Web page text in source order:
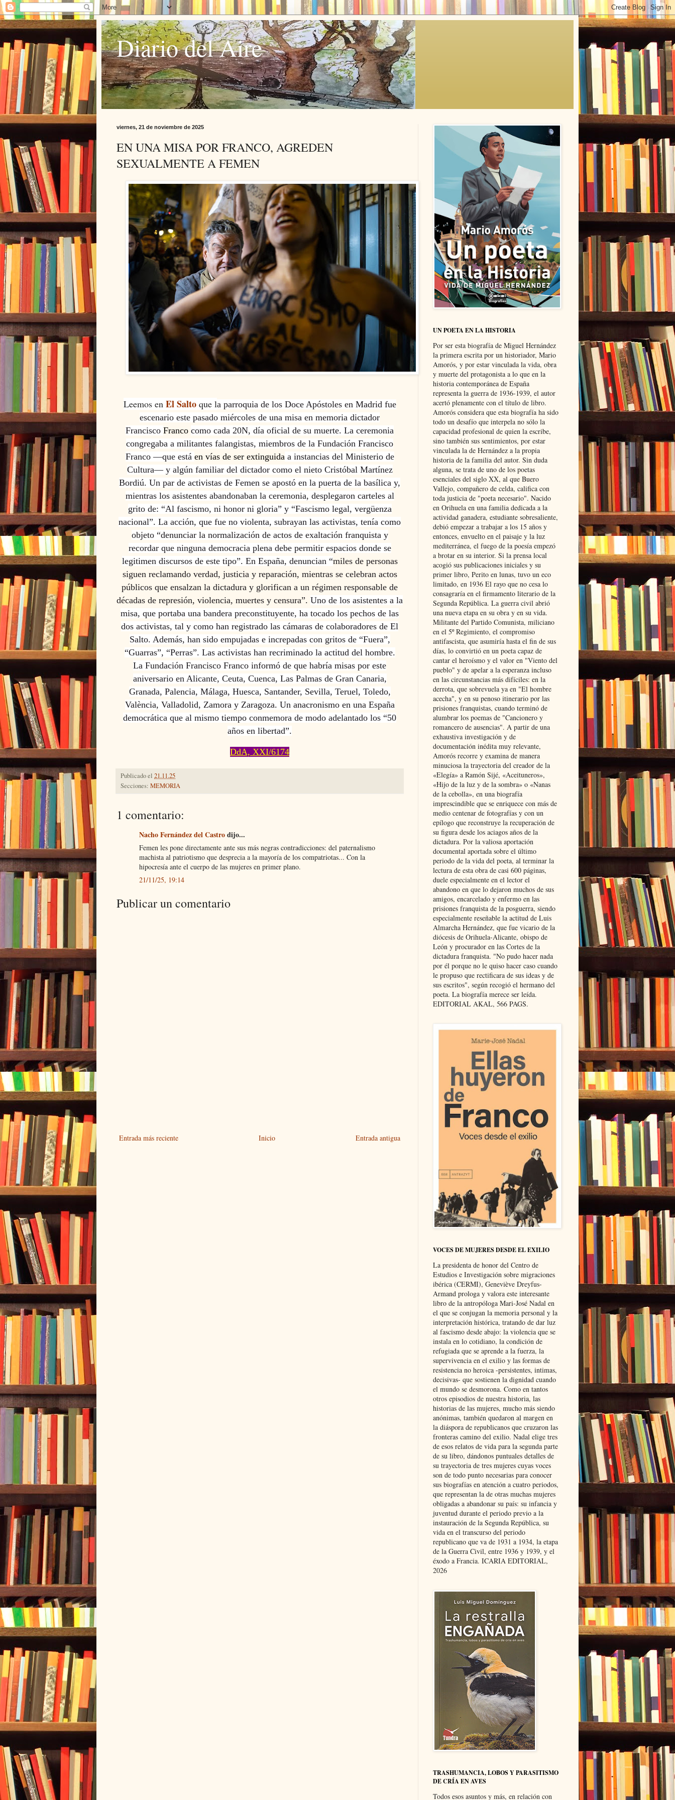
Diario del Aire
viernes, 21 de noviembre de 2025
EN UNA MISA POR FRANCO, AGREDEN
SEXUALMENTE A FEMEN
Leemos en El Saltoque la parroquia de los Doce Apóstoles en Madrid fue
escenario este pasado miércoles de una misa en memoria dictador
Francisco Franco como cada 20N, día oficial de su muerte. La ceremonia
congregaba a militantes falangistas, miembros de la Fundación Francisco
Franco —que está en vías de ser extinguidaa instancias del Ministerio de
Cultura— y algún familiar del dictador como el nieto Cristóbal Martínez
Bordiú. Un par de activistas de Femen se apostó en la puerta de la basílica y,
mientras los asistentes abandonaban la ceremonia, desplegaron carteles al
grito de: “Al fascismo, ni honor ni gloria” y “Fascismo legal, vergüenza
nacional”. La acción, que fue no violenta, subrayan las activistas, tenía como
objeto “denunciar la normalización de actos de exaltación franquista y
recordar que ninguna democracia plena debe permitir espacios donde se
legitimen discursos de este tipo”. En España, denuncian “miles de personas
siguen reclamando verdad, justicia y reparación, mientras se celebran actos
públicos que ensalzan la dictadura y glorifican a un régimen responsable de
décadas de represión, violencia, muertes y censura”. Uno de los asistentes a la
misa, que portaba una bandera preconstituyente, ha tocado los pechos de las
dos activistas, tal y como han registrado las cámaras de colaboradores de El
Salto. Además, han sido empujadas e increpadas con gritos de “Fuera”,
“Guarras”, “Perras”. Las activistas han recriminado la actitud del hombre.
La Fundación Francisco Franco informó de que habría misas por este
aniversario en Alicante, Ceuta, Cuenca, Las Palmas de Gran Canaria,
Granada, Palencia, Málaga, Huesca, Santander, Sevilla, Teruel, Toledo,
València, Valladolid, Zamora y Zaragoza. Un anacronismo en una España
democrática que al mismo tiempo conmemora de modo adelantado los “50
años en libertad”.
DdA, XXI/6174
Publicado el 21.11.25
Secciones: MEMORIA
1 comentario:
Nacho Fernández del Castrodijo...
Femen les pone directamente ante sus más negras contradicciones: del paternalismo
machista al patriotismo que desprecia a la mayoría de los compatriotas... Con la
hipocresía ante el cuerpo de las mujeres en primer plano.
21/11/25, 19:14
Publicar un comentario
Entrada más reciente Entrada antigua
Inicio
UN POETA EN LA HISTORIA
Por ser esta biografía de Miguel Hernández
la primera escrita por un historiador, Mario
Amorós, y por estar vinculada la vida, obra
y muerte del protagonista a lo que en la
historia contemporánea de España
representa la guerra de 1936-1939, el autor
acertó plenamente con el título de libro.
Amorós considera que esta biografía ha sido
todo un desafío que interpela no sólo la
capacidad profesional de quien la escribe,
sino también sus sentimientos, por estar
vinculada la de Hernández a la propia
historia de la familia del autor. Sin duda
alguna, se trata de uno de los poetas
esenciales del siglo XX, al que Buero
Vallejo, compañero de celda, califica con
toda justicia de "poeta necesario". Nacido
en Orihuela en una familia dedicada a la
actividad ganadera, estudiante sobresaliente,
debió empezar a trabajar a los 15 años y
entonces, envuelto en el paisaje y la luz
mediterránea, el fuego de la poesía empezó
a brotar en su interior. Si la prensa local
acogió sus publicaciones iniciales y su
primer libro, Perito en lunas, tuvo un eco
limitado, en 1936 El rayo que no cesa lo
consagraría en el firmamento literario de la
Segunda República. La guerra civil abrió
una nueva etapa en su obra y en su vida.
Militante del Partido Comunista, miliciano
en el 5º Regimiento, el compromiso
antifascista, que asumiría hasta el fin de sus
días, lo convirtió en un poeta capaz de
cantar el heroísmo y el valor en "Viento del
pueblo" y de apelar a la esperanza incluso
en las circunstancias más difíciles: en la
derrota, que sobrevuela ya en "El hombre
acecha", y en su penoso itinerario por las
prisiones franquistas, cuando terminó de
alumbrar los poemas de "Cancionero y
romancero de ausencias". A partir de una
exhaustiva investigación y de
documentación inédita muy relevante,
Amorós recorre y examina de manera
minuciosa la trayectoria del creador de la
«Elegía» a Ramón Sijé, «Aceituneros»,
«Hijo de la luz y de la sombra» o «Nanas
de la cebolla», en una biografía
imprescindible que se enriquece con más de
medio centenar de fotografías y con un
epílogo que reconstruye la recuperación de
su figura desde los aciagos años de la
dictadura. Por la valiosa aportación
documental aportada sobre el último
periodo de la vida del poeta, al terminar la
lectura de esta obra de casi 600 páginas,
duele especialmente en el lector el
abandono en que lo dejaron muchos de sus
amigos, encarcelado y enfermo en las
prisiones franquista de la posguerra, siendo
especialmente reseñable la actitud de Luis
Almarcha Hernández, que fue vicario de la
diócesis de Orihuela-Alicante, obispo de
León y procurador en las Cortes de la
dictadura franquista. "No pudo hacer nada
por él porque no le quiso hacer caso cuando
le propuso que rectificara de sus ideas y de
sus escritos", según recogió el hermano del
poeta. La biografía merece ser leída.
EDITORIAL AKAL, 566 PAGS.
VOCES DE MUJERES DESDE EL EXILIO
La presidenta de honor del Centro de
Estudios e Investigación sobre migraciones
ibérica (CERMI), Geneviève Dreyfus-
Armand prologa y valora este interesante
libro de la antropóloga Mari-José Nadal en
el que se conjugan la memoria personal y la
interpretación histórica, tratando de dar luz
al fascismo desde abajo: la violencia que se
instala en lo cotidiano, la condición de
refugiada que se aprende a la fuerza, la
supervivencia en el exilio y las formas de
resistencia no heroica -persistentes, intimas,
decisivas- que sostienen la dignidad cuando
el mundo se desmorona. Como en tantos
otros episodios de nuestra historia, las
historias de las mujeres, mucho más siendo
anónimas, también quedaron al margen en
la diáspora de republicanos que cruzaron las
fronteras camino del exilio. Nadal elige tres
de esos relatos de vida para la segunda parte
de su libro, dándonos puntuales detalles de
su trayectoria de tres mujeres cuyas voces
son de todo punto necesarias para conocer
sus biografías en atención a cuatro periodos,
que representan la de otras muchas mujeres
obligadas a abandonar su país: su infancia y
juventud durante el periodo previo a la
instauración de la Segunda República, su
vida en el transcurso del periodo
republicano que va de 1931 a 1934, la etapa
de la Guerra Civil, entre 1936 y 1939, y el
éxodo a Francia. ICARIA EDITORIAL,
2026
TRASHUMANCIA, LOBOS Y PARASITISMO
DE CRÍA EN AVES
Todos esos asuntos y más, en relación con